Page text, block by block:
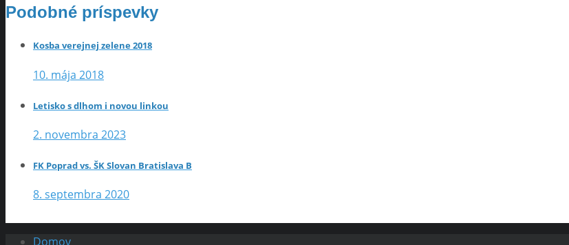
Podobné príspevky
Kosba verejnej zelene 2018
10. mája 2018
Letisko s dlhom i novou linkou
2. novembra 2023
FK Poprad vs. ŠK Slovan Bratislava B
8. septembra 2020
Domov